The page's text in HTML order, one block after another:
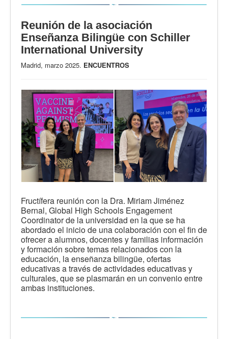
Reunión de la asociación
Enseñanza Bilingüe con Schiller
International University
Madrid, marzo 2025. ENCUENTROS
Fructífera reunión con la Dra. Miriam Jiménez
Bernal, Global High Schools Engagement
Coordinator de la universidad en la que se ha
abordado el inicio de una colaboración con el fin de
ofrecer a alumnos, docentes y familias información
y formación sobre temas relacionados con la
educación, la enseñanza bilingüe, ofertas
educativas a través de actividades educativas y
culturales, que se plasmarán en un convenio entre
ambas instituciones.